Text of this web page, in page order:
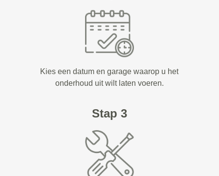
Kies een datum en garage waarop u het
onderhoud uit wilt laten voeren.
Stap 3